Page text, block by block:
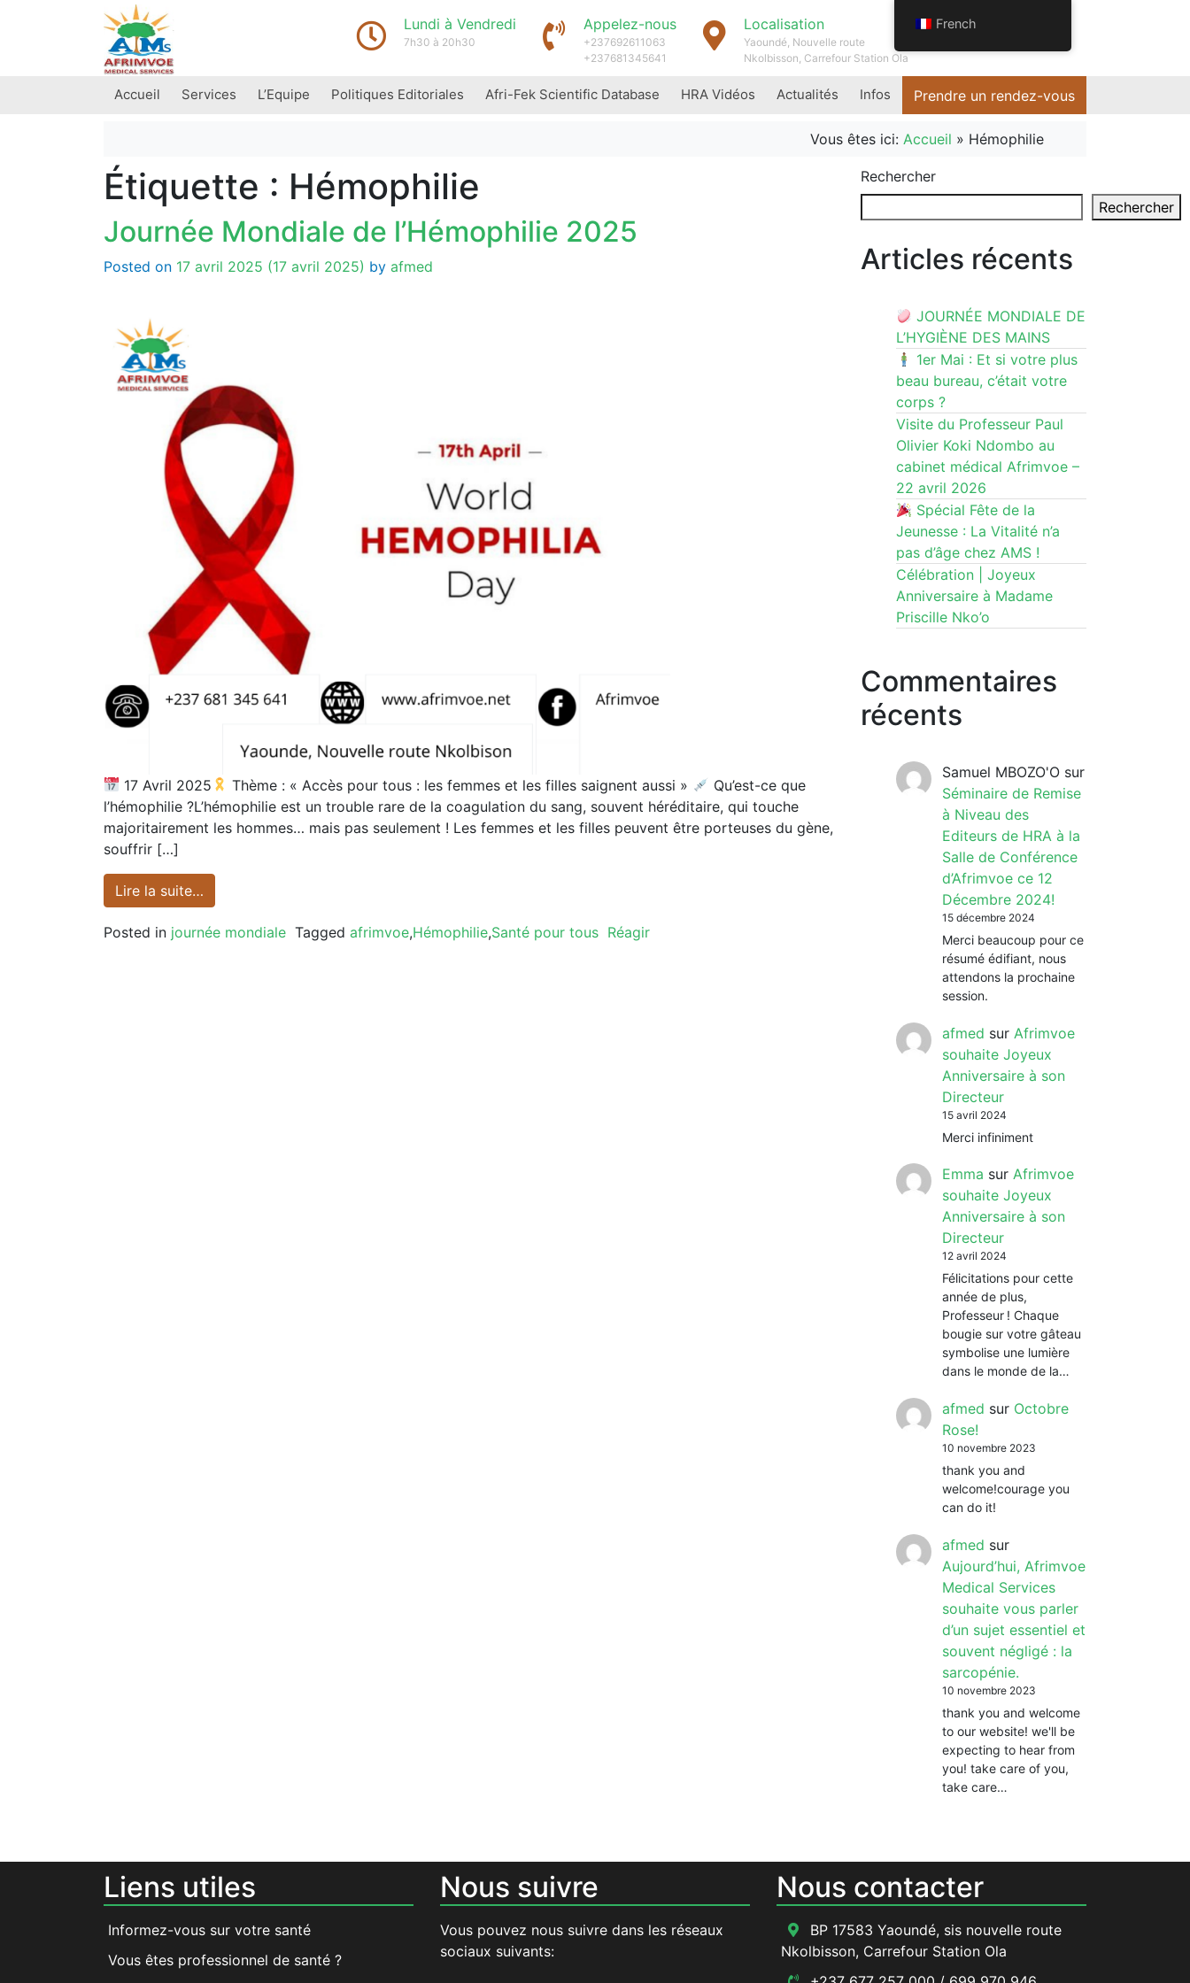
Lundi à Vendredi
7h30 à 20h30
Appelez-nous
+237692611063
+237681345641
Localisation
Yaoundé, Nouvelle route
Nkolbisson, Carrefour Station Ola
Main Navigation
Accueil Services L’Equipe Politiques Editoriales Afri-Fek Scientific Database HRA Vidéos Actualités Infos Prendre un rendez-vous
Vous êtes ici: Accueil » Hémophilie
Étiquette : Hémophilie
Journée Mondiale de l’Hémophilie 2025
Posted on 17 avril 2025 (17 avril 2025) by afmed
17 Avril 2025 Thème : « Accès pour tous : les femmes et les filles saignent aussi »
Qu’est-ce que
l’hémophilie ?L’hémophilie est un trouble rare de la coagulation du sang, souvent héréditaire, qui touche
majoritairement les hommes… mais pas seulement ! Les femmes et les filles peuvent être porteuses du gène,
souffrir […]
Lire la suite…
Posted in journée mondiale Tagged afrimvoe,Hémophilie,Santé pour tous Réagir
Rechercher
Rechercher
Articles récents
JOURNÉE MONDIALE DE
L’HYGIÈNE DES MAINS
1er Mai : Et si votre plus
beau bureau, c’était votre
corps ?
Visite du Professeur Paul
Olivier Koki Ndombo au
cabinet médical Afrimvoe –
22 avril 2026
Spécial Fête de la
Jeunesse : La Vitalité n’a
pas d’âge chez AMS !
Célébration | Joyeux
Anniversaire à Madame
Priscille Nko’o
Commentaires
récents
Samuel MBOZO'O sur
Séminaire de Remise
à Niveau des
Editeurs de HRA à la
Salle de Conférence
d’Afrimvoe ce 12
Décembre 2024!
15 décembre 2024
Merci beaucoup pour ce
résumé édifiant, nous
attendons la prochaine
session.
afmed sur Afrimvoe
souhaite Joyeux
Anniversaire à son
Directeur
15 avril 2024
Merci infiniment
Emma sur Afrimvoe
souhaite Joyeux
Anniversaire à son
Directeur
12 avril 2024
Félicitations pour cette
année de plus,
Professeur ! Chaque
bougie sur votre gâteau
symbolise une lumière
dans le monde de la…
afmed sur Octobre
Rose!
10 novembre 2023
thank you and
welcome!courage you
can do it!
afmed sur
Aujourd’hui, Afrimvoe
Medical Services
souhaite vous parler
d’un sujet essentiel et
souvent négligé : la
sarcopénie.
10 novembre 2023
thank you and welcome
to our website! we'll be
expecting to hear from
you! take care of you,
take care…
Liens utiles
Informez-vous sur votre santé
Vous êtes professionnel de santé ?
Nous suivre
Vous pouvez nous suivre dans les réseaux
sociaux suivants:
Nous contacter
BP 17583 Yaoundé, sis nouvelle route
Nkolbisson, Carrefour Station Ola
French